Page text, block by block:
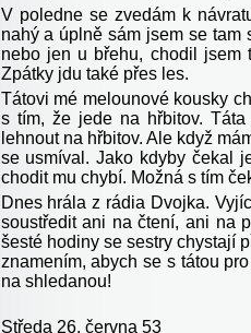
V poledne se zvedám k
nahý a úplně sám jsem se
nebo jen u břehu, chodil
Zpátky jdu také přes les.
Tátovi mé melounové kousky
s tím, že jede na hřbitov.
lehnout na hřbitov. Ale když
se usmíval. Jako kdyby čekal
chodit mu chybí. Možná s tím
Dnes hrála z rádia Dvojka.
soustředit ani na čtení, ani na
šesté hodiny se sestry chystají
znamením, abych se s tátou
na shledanou!
Středa 26. června 53